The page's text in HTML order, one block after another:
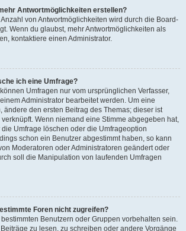
Antwortmöglichkeiten erstellen?
von Antwortmöglichkeiten wird durch die Board-
Wenn du glaubst, mehr Antwortmöglichkeiten als
kontaktiere einen Administrator.
ich eine Umfrage?
Umfragen nur vom ursprünglichen Verfasser,
Administrator bearbeitet werden. Um eine
ändere den ersten Beitrag des Themas; dieser ist
Wenn niemand eine Stimme abgegeben hat,
Umfrage löschen oder die Umfrageoption
schon ein Benutzer abgestimmt haben, so kann
Moderatoren oder Administratoren geändert oder
soll die Manipulation von laufenden Umfragen
Foren nicht zugreifen?
Benutzern oder Gruppen vorbehalten sein.
zu lesen, zu schreiben oder andere Vorgänge